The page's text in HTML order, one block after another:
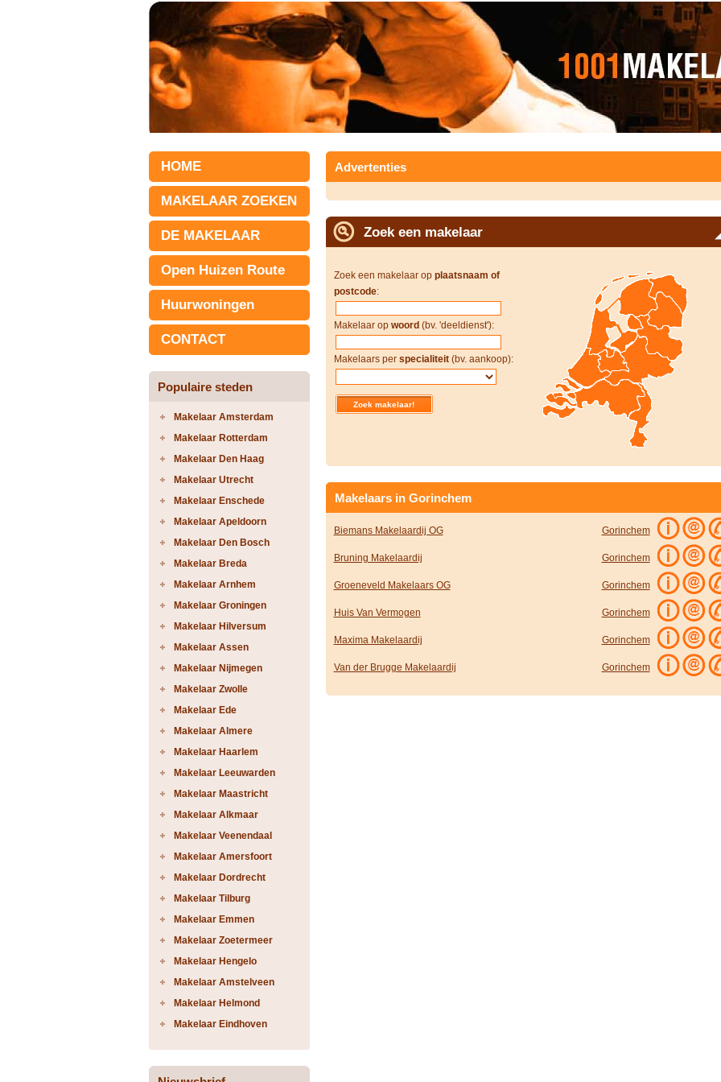
HOME
MAKELAAR ZOEKEN
DE MAKELAAR
Open Huizen Route
Huurwoningen
CONTACT
Populaire steden
Makelaar Amsterdam
Makelaar Rotterdam
Makelaar Den Haag
Makelaar Utrecht
Makelaar Enschede
Makelaar Apeldoorn
Makelaar Den Bosch
Makelaar Breda
Makelaar Arnhem
Makelaar Groningen
Makelaar Hilversum
Makelaar Assen
Makelaar Nijmegen
Makelaar Zwolle
Makelaar Ede
Makelaar Almere
Makelaar Haarlem
Makelaar Leeuwarden
Makelaar Maastricht
Makelaar Alkmaar
Makelaar Veenendaal
Makelaar Amersfoort
Makelaar Dordrecht
Makelaar Tilburg
Makelaar Emmen
Makelaar Zoetermeer
Makelaar Hengelo
Makelaar Amstelveen
Makelaar Helmond
Makelaar Eindhoven
Advertenties
Zoek een makelaar
Zoek een makelaar op plaatsnaam of
postcode:
Makelaar op woord (bv. 'deeldienst'):
Makelaars per specialiteit(bv. aankoop):
Makelaars in Gorinchem
Biemans Makelaardij OG Gorinchem
Bruning Makelaardij Gorinchem
Groeneveld Makelaars OG Gorinchem
Huis Van Vermogen Gorinchem
Maxima Makelaardij Gorinchem
Van der Brugge Makelaardij Gorinchem